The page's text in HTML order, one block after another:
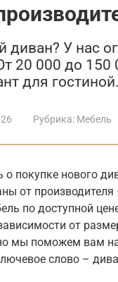
диван? У нас
20 000 до 150
для
Рубрика: Мебель
о покупке нового
от производителя
по доступной
от
мы поможем вам
слово –